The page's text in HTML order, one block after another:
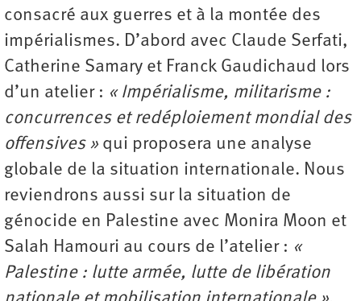
consacré aux guerres et à la montée des
impérialismes. D’abord avec Claude Serfati,
Catherine Samary et Franck Gaudichaud lors
d’un atelier : « Impérialisme, militarisme :
concurrences et redéploiement mondial des
offensives » qui proposera une analyse
globale de la situation internationale. Nous
reviendrons aussi sur la situation de
génocide en Palestine avec Monira Moon et
Salah Hamouri au cours de l’atelier : «
Palestine : lutte armée, lutte de libération